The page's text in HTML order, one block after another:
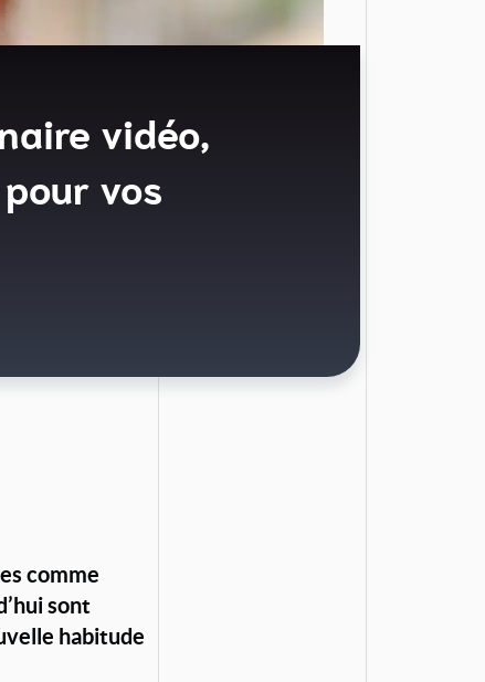
vidéo,
vos
comme
sont
habitude